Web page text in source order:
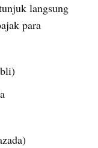
langsung